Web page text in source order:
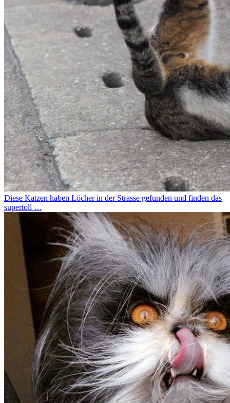
Diese Katzen haben Löcher in der Strasse gefunden und finden das
supertoll …